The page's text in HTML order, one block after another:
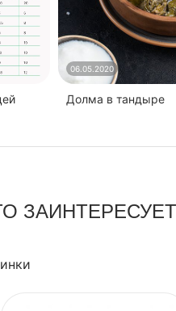
06.05.2020
​Долма в тандыре
ЗАИНТЕРЕСУЕТ